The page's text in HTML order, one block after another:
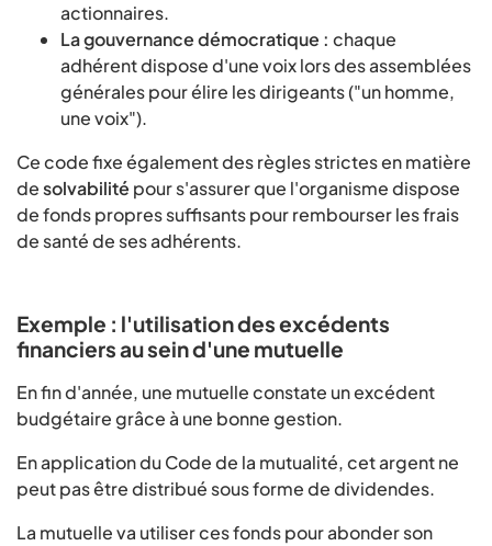
actionnaires.
La gouvernance démocratique : chaque
adhérent dispose d'une voix lors des assemblées
générales pour élire les dirigeants ("un homme,
une voix").
Ce code fixe également des règles strictes en matière
desolvabilité pour s'assurer que l'organisme dispose
de fonds propres suffisants pour rembourser les frais
de santé de ses adhérents.
Exemple : l'utilisation des excédents
financiers au sein d'une mutuelle
En fin d'année, une mutuelle constate un excédent
budgétaire grâce à une bonne gestion.
En application du Code de la mutualité, cet argent ne
peut pas être distribué sous forme de dividendes.
La mutuelle va utiliser ces fonds pour abonder son